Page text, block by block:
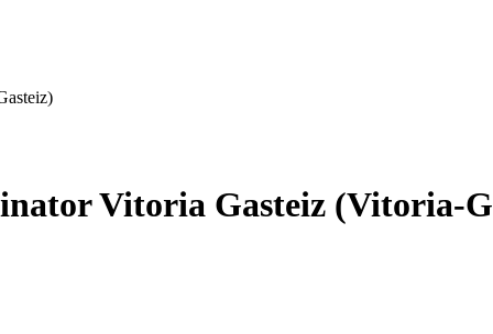
Vitoria Gasteiz (Vitoria-